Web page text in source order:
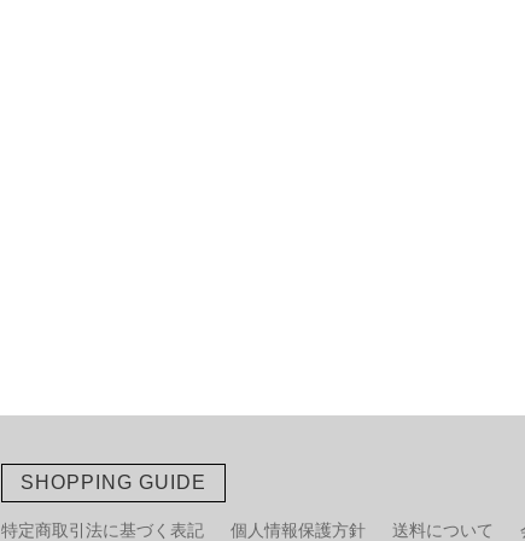
SHOPPING GUIDE
特定商取引法に基づく表記 個人情報保護方針 送料について